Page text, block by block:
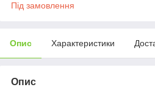
Під замовлення
Опис Характеристики
Опис